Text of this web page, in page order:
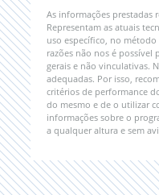
As informações prestadas
Representam as atuais
uso específico, no
razões não nos é
gerais e não vinculativas.
adequadas. Por isso,
critérios de performance
do mesmo e de o utilizar
informações sobre o
a qualquer altura e sem